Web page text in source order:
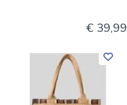
€ 39,99